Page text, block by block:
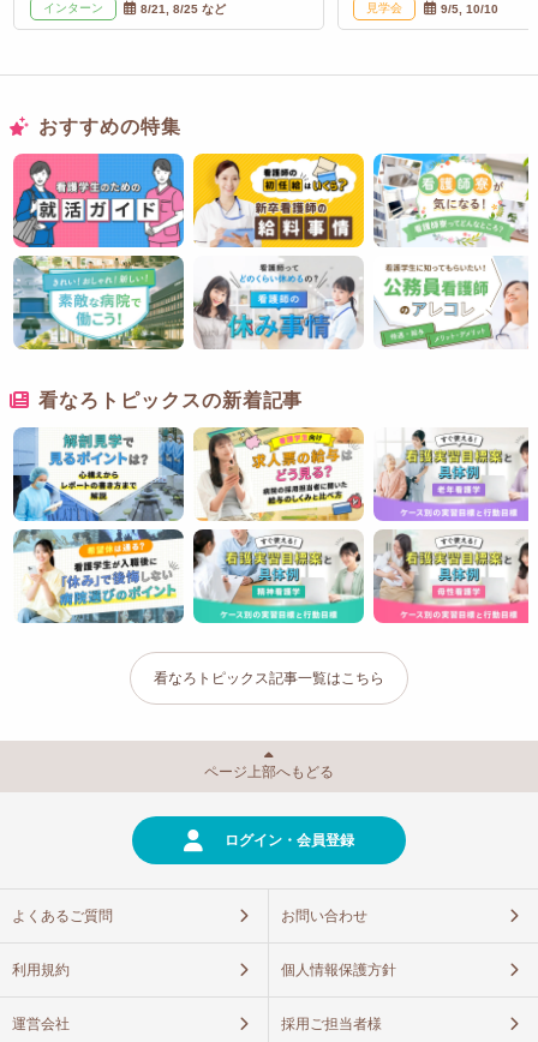
インターン 8/21, 8/25 など 見学会 9/5, 10/10
おすすめの特集
看なろトピックスの新着記事
看なろトピックス記事一覧はこちら
ページ上部へもどる
ログイン・会員登録
よくあるご質問 お問い合わせ
利用規約 個人情報保護方針
運営会社 採用ご担当者様